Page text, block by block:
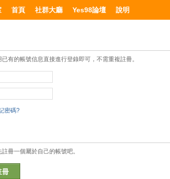
首頁 社群大廳 Yes98論壇 說明
有的帳號信息直接進行登錄即可，不需重複註冊。
密碼?
冊一個屬於自己的帳號吧。
冊